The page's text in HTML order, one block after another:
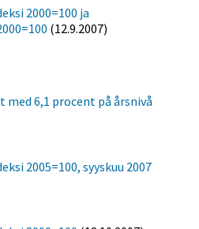
2000=100 ja
(12.9.2007)
6,1 procent på årsnivå
2005=100, syyskuu 2007